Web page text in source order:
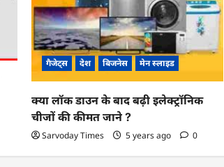
गैजेट्स देश बिजनेस मेन स्लाइड
क्या लॉक डाउन के बाद बढ़ी इलेक्ट्रॉनिक
चीजों की कीमत जाने ?
Sarvoday Times 5 years ago 0